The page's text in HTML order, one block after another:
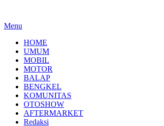
Menu
HOME
UMUM
MOBIL
MOTOR
BALAP
BENGKEL
KOMUNITAS
OTOSHOW
AFTERMARKET
Redaksi